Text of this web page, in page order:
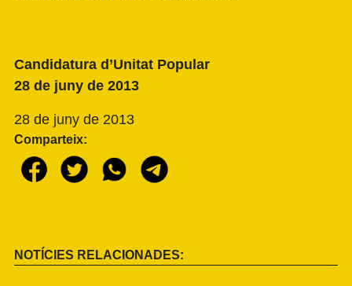
Candidatura d’Unitat Popular
28 de juny de 2013
28 de juny de 2013
Comparteix:
NOTÍCIES RELACIONADES: